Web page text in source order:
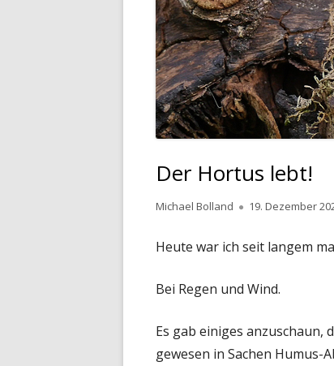
Der Hortus lebt!
Autor
Michael Bolland
Veröffentlicht
19. Dezember
Heute war ich seit langem
Bei Regen und Wind.
Es gab einiges anzuschaun,
gewesen in Sachen Humus-